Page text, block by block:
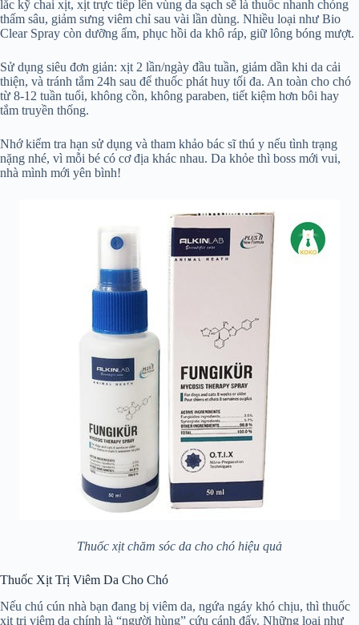
lắc kỹ chai xịt, xịt trực tiếp lên vùng da sạch sẽ là thuốc nhanh chóng
thấm sâu, giảm sưng viêm chỉ sau vài lần dùng. Nhiều loại như Bio
Clear Spray còn dưỡng ẩm, phục hồi da khô ráp, giữ lông bóng mượt.
Sử dụng siêu đơn giản: xịt 2 lần/ngày đầu tuần, giảm dần khi da cải
thiện, và tránh tắm 24h sau để thuốc phát huy tối đa. An toàn cho chó
từ 8-12 tuần tuổi, không cồn, không paraben, tiết kiệm hơn bôi hay
tắm truyền thống.
Nhớ kiểm tra hạn sử dụng và tham khảo bác sĩ thú y nếu tình trạng
nặng nhé, vì mỗi bé có cơ địa khác nhau. Da khỏe thì boss mới vui,
nhà mình mới yên bình!
Thuốc xịt chăm sóc da cho chó hiệu quả
Thuốc Xịt Trị Viêm Da Cho Chó
Nếu chú cún nhà bạn đang bị viêm da, ngứa ngáy khó chịu, thì thuốc
xịt trị viêm da chính là “người hùng” cứu cánh đấy. Những loại như